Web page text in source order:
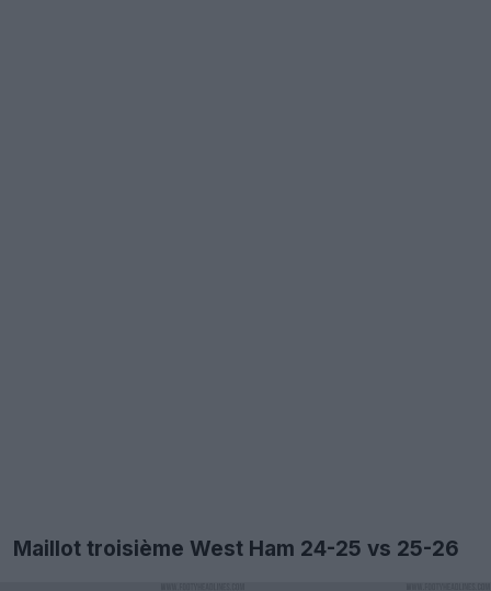
Maillot troisième West Ham 24-25 vs 25-26